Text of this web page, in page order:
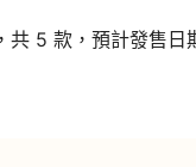
5 款，預計發售日